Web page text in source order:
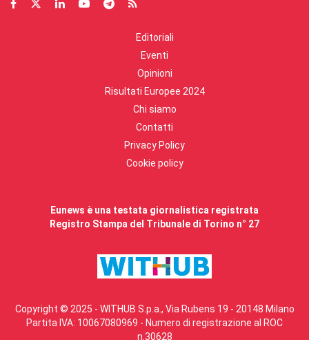
Editoriali
Eventi
Opinioni
Risultati Europee 2024
Chi siamo
Contatti
Privacy Policy
Cookie policy
Eunews è una testata giornalistica registrata
Registro Stampa del Tribunale di Torino n° 27
Copyright © 2025 - WITHUB S.p.a., Via Rubens 19 - 20148 Milano
Partita IVA: 10067080969 - Numero di registrazione al ROC
n.30628